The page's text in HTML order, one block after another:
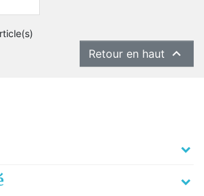
Retour en haut 